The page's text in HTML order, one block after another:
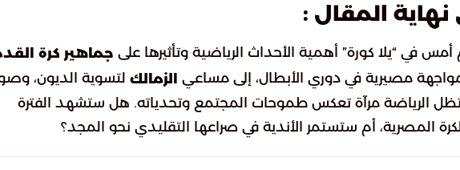
نهاية المقال :
في “يلا كورة” أهمية الأحداث الرياضية وتأثيرها على جماهير كرة
مصيرية في دوري الأبطال، إلى مساعي الزمالك لتسوية الديون،
تظل الرياضة مرآة تعكس طموحات المجتمع وتحدياته. هل ستشهد الفترة
المصرية، أم ستستمر الأندية في صراعها التقليدي نحو المجد؟